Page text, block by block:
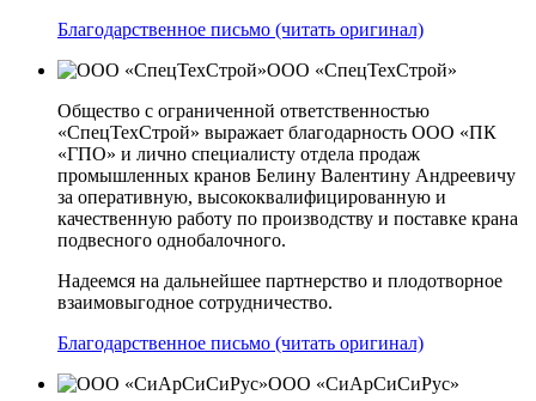
Благодарственное письмо (читать оригинал)
ООО «СпецТехСтрой»
Общество с ограниченной ответственностью
«СпецТехСтрой» выражает благодарность ООО «ПК
«ГПО» и лично специалисту отдела продаж
промышленных кранов Белину Валентину Андреевичу
за оперативную, высококвалифицированную и
качественную работу по производству и поставке крана
подвесного однобалочного.
Надеемся на дальнейшее партнерство и плодотворное
взаимовыгодное сотрудничество.
Благодарственное письмо (читать оригинал)
ООО «СиАрСиСиРус»